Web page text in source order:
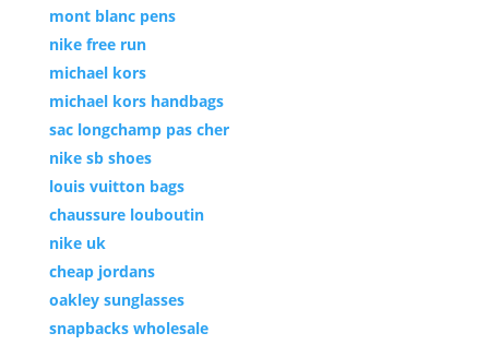
mont blanc pens
nike free run
michael kors
michael kors handbags
sac longchamp pas cher
nike sb shoes
louis vuitton bags
chaussure louboutin
nike uk
cheap jordans
oakley sunglasses
snapbacks wholesale